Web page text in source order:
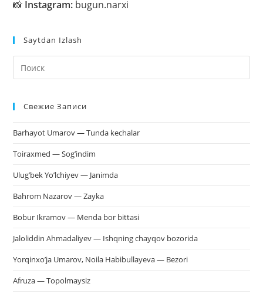
📸 Instagram: bugun.narxi
Saytdan Izlash
Свежие Записи
Barhayot Umarov — Tunda kechalar
Toiraxmed — Sog’indim
Ulug’bek Yo’lchiyev — Janimda
Bahrom Nazarov — Zayka
Bobur Ikramov — Menda bor bittasi
Jaloliddin Ahmadaliyev — Ishqning chayqov bozorida
Yorqinxo’ja Umarov, Noila Habibullayeva — Bezori
Afruza — Topolmaysiz